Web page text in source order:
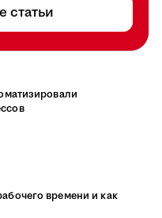
статьи
времени и как